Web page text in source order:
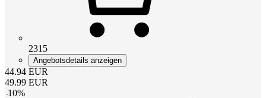
2315
Angebotsdetails anzeigen
44.94 EUR
49.99 EUR
-10%